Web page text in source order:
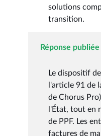
solutions
transition.
Réponse
Le dispositif
l'article 91 de
de Chorus
l'État, tout en
de PPF. Les
factures de